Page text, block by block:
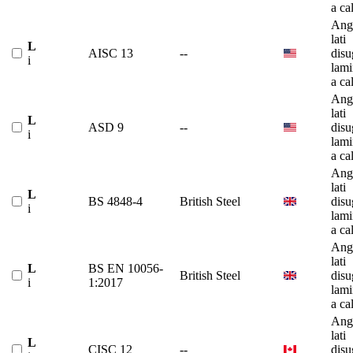
a
L
i
AISC 13 --
lati
a
L
i
ASD 9 --
lati
a
L
i
BS 4848-4 British Steel
lati
a
L
i
BS EN 10056-
1:2017
British Steel
lati
a
L
CISC 12 --
lati